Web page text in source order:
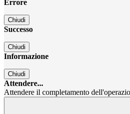
Errore
Chiudi
Successo
Chiudi
Informazione
Chiudi
Attendere...
Attendere il completamento